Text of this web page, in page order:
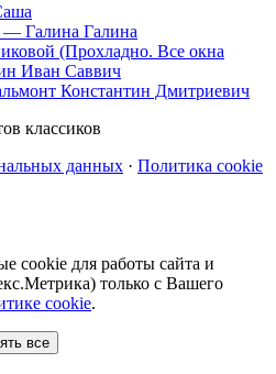
— Галина Галина
(Прохладно. Все окна
Иван Саввич
Константин Дмитриевич
классиков
данных · Политика cookie
cookie для работы сайта и
только с Вашего
cookie.
все